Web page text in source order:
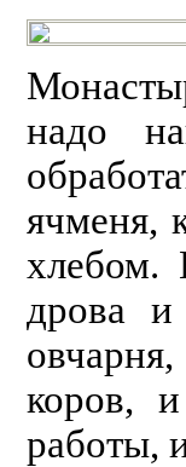
надо
ячменя,
хлебом.
дрова
коров,
работы,